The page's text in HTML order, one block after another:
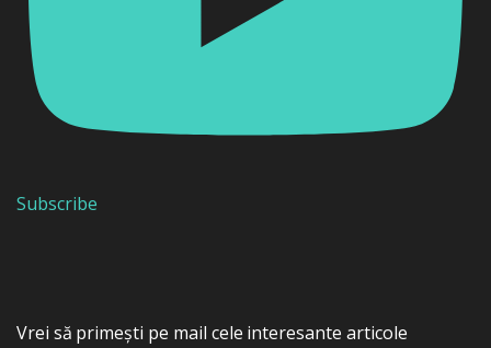
Subscribe
Vrei să primești pe mail cele interesante articole